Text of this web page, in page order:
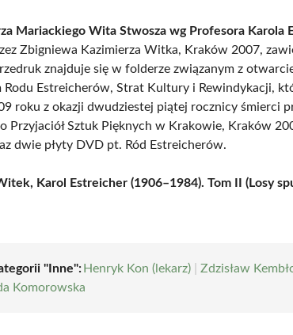
Mariackiego Wita Stwosza wg Profesora Karola
Zbigniewa Kazimierza Witka, Kraków 2007,
znajduje się w folderze związanym z
Rodu Estreicherów, Strat Kultury i Rewindykacji,
roku z okazji dwudziestej piątej rocznicy śmierci
Przyjaciół Sztuk Pięknych w Krakowie, Kraków
dwie płyty DVD pt. Ród Estreicherów.
Karol Estreicher (1906–1984). Tom II (Losy
"Inne":Henryk Kon (lekarz) |Zdzisław
Komorowska